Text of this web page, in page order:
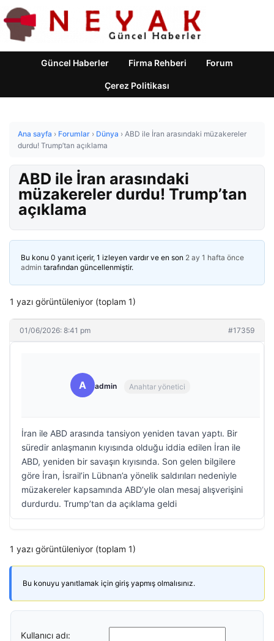
Güncel Haberler Firma Rehberi Forum
Çerez Politikası
Ana sayfa › Forumlar › Dünya › ABD ile İran arasındaki müzakereler
durdu! Trump’tan açıklama
ABD ile İran arasındaki
müzakereler durdu! Trump’tan
açıklama
Bu konu 0 yanıt içerir, 1 izleyen vardır ve en son 2 ay 1 hafta önce
admin tarafından güncellenmiştir.
1 yazı görüntüleniyor (toplam 1)
01/06/2026: 8:41 pm #17359
A admin Anahtar yönetici
İran ile ABD arasında tansiyon yeniden tavan yaptı. Bir
süredir anlaşmanın kıyısında olduğu iddia edilen İran ile
ABD, yeniden bir savaşın kıyısında. Son gelen bilgilere
göre İran, İsrail’in Lübnan’a yönelik saldırıları nedeniyle
müzakereler kapsamında ABD’yle olan mesaj alışverişini
durdurdu. Trump’tan da açıklama geldi
1 yazı görüntüleniyor (toplam 1)
Bu konuyu yanıtlamak için giriş yapmış olmalısınız.
Kullanıcı adı: